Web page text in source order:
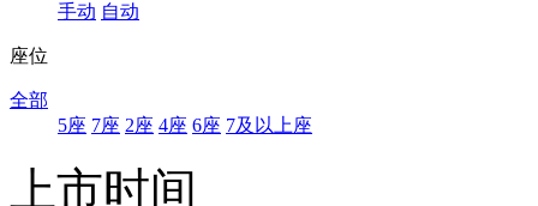
手动 自动
座位
全部
5座 7座 2座 4座 6座 7及以上座
上市时间